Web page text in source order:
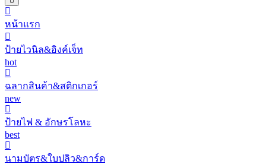
หน้าแรก
ป้ายไวนิล&อิงค์เจ็ท
hot
ฉลากสินค้า&สติกเกอร์
new
ป้ายไฟ & อักษรโลหะ
best
นามบัตร&ใบปลิว&การ์ด